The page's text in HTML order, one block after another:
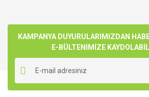
KAMPANYA DUYURULARIMIZDAN
E-BÜLTENİMİZE